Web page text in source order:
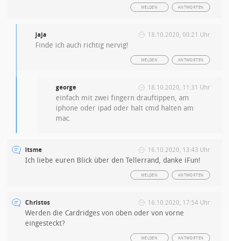
ANTWORTEN
MELDEN
jaja 18.10.2020, 00:21 Uhr
Finde ich auch richtig nervig!
ANTWORTEN
MELDEN
george 18.10.2020, 11:31 Uhr
einfach mit zwei fingern drauftippen, am
iphone oder ipad oder halt cmd halten am
mac.
itsme 16.10.2020, 13:43 Uhr
Ich liebe euren Blick über den Tellerrand, danke iFun!
ANTWORTEN
MELDEN
Christos 16.10.2020, 17:54 Uhr
Werden die Cardridges von oben oder von vorne
eingesteckt?
ANTWORTEN
MELDEN